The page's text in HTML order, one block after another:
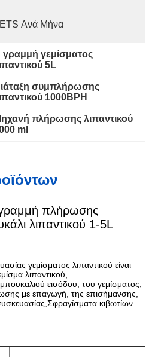
Ανά Μήνα
γραμμή γεμίσματος
5L
συμπλήρωσης
1000BPH
πλήρωσης λιπαντικού
ml
πλήρωσης
λιπαντικού 1-5L
γεμίσματος λιπαντικού είναι
λιπαντικού,
εισόδου, του γεμίσματος,
με επαγωγή, της επισήμανσης,
κιβωτίων